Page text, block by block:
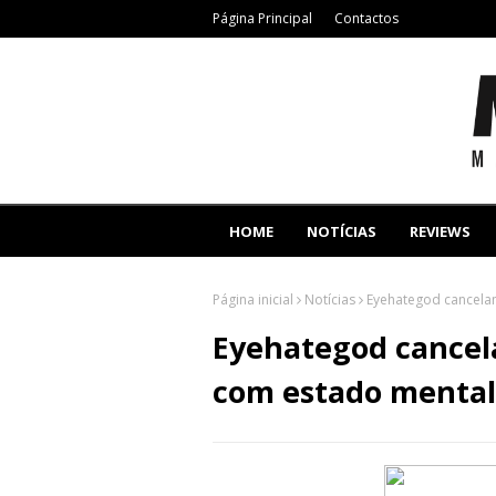
Página Principal Contactos
HOME NOTÍCIAS REVIEWS
Página inicial Notícias Eyehategod
Eyehategod
com estado